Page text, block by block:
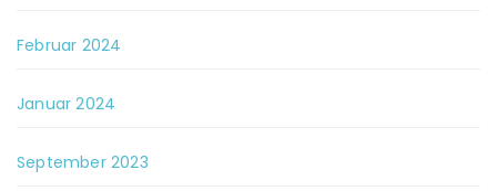
Februar 2024
Januar 2024
September 2023